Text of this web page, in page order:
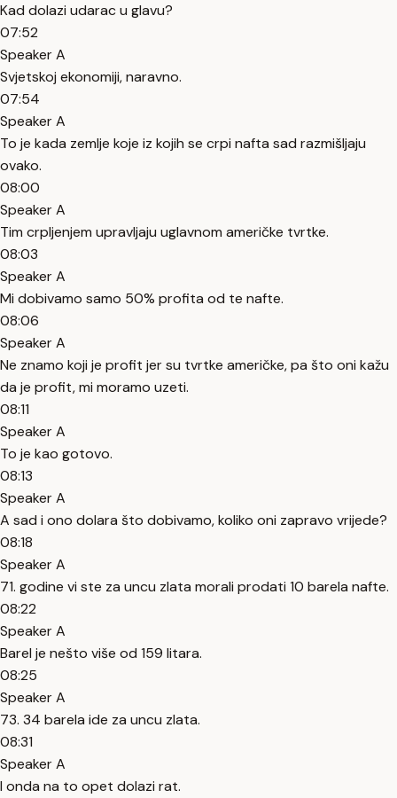
Kad dolazi udarac u glavu?
07:52
Speaker A
Svjetskoj ekonomiji, naravno.
07:54
Speaker A
To je kada zemlje koje iz kojih se crpi nafta sad razmišljaju
ovako.
08:00
Speaker A
Tim crpljenjem upravljaju uglavnom američke tvrtke.
08:03
Speaker A
Mi dobivamo samo 50% profita od te nafte.
08:06
Speaker A
Ne znamo koji je profit jer su tvrtke američke, pa što oni kažu
da je profit, mi moramo uzeti.
08:11
Speaker A
To je kao gotovo.
08:13
Speaker A
A sad i ono dolara što dobivamo, koliko oni zapravo vrijede?
08:18
Speaker A
71. godine vi ste za uncu zlata morali prodati 10 barela nafte.
08:22
Speaker A
Barel je nešto više od 159 litara.
08:25
Speaker A
73. 34 barela ide za uncu zlata.
08:31
Speaker A
I onda na to opet dolazi rat.